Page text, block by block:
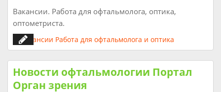
Вакансии. Работа для офтальмолога, оптика,
оптометриста.
Новости офтальмологии Портал
Орган зрения